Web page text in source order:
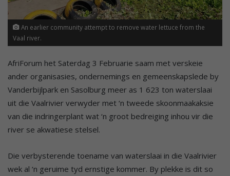
An earlier community attempt to remove water lettuce from the
Vaal river.
AfriForum het Saterdag 3 Februarie saam met verskeie
ander organisasies, ondernemings en gemeenskapslede by
Vanderbijlpark en Sasolburg meer as 1 623 ton waterslaai
uit die Vaalrivier verwyder met ‘n tweede skoonmaakaksie
van die indringerplant wat ‘n groot bedreiging inhou vir die
river se akwatiese stelsel.
Die verbysterende toename van waterslaai in die Vaalrivier
wek al ‘n geruime tyd ernstige kommer. By plekke is dit so